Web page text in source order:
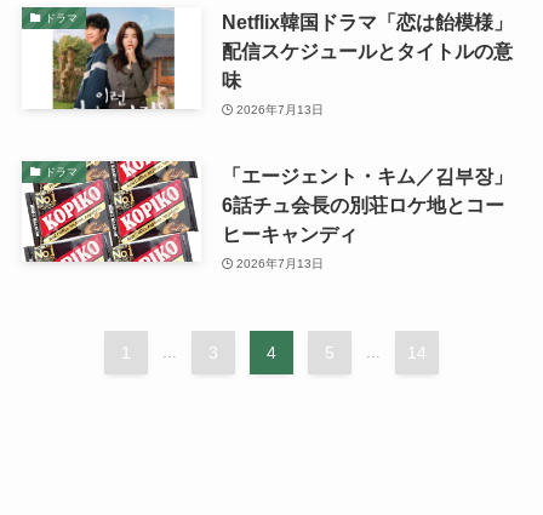
ドラマ
Netflix韓国ドラマ「恋は飴模様」
配信スケジュールとタイトルの意
味
2026年7月13日
ドラマ
「エージェント・キム／김부장」
6話チュ会長の別荘ロケ地とコー
ヒーキャンディ
2026年7月13日
1 ... 3 4 5 ... 14